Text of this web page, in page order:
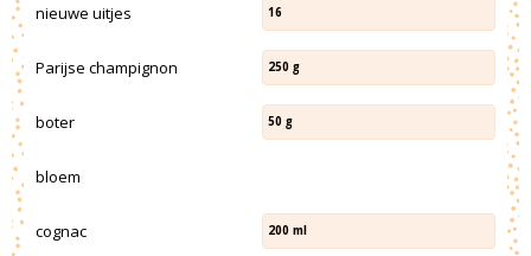
nieuwe uitjes 16
Parijse champignon 250 g
boter 50 g
bloem
cognac 200 ml